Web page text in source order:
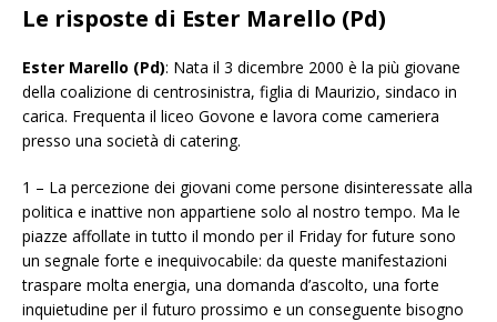
Le risposte di Ester Marello (Pd)
Ester Marello (Pd): Nata il 3 dicembre 2000 è la più giovane
della coalizione di centrosinistra, figlia di Maurizio, sindaco in
carica. Frequenta il liceo Govone e lavora come cameriera
presso una società di catering.
1 – La percezione dei giovani come persone disinteressate alla
politica e inattive non appartiene solo al nostro tempo. Ma le
piazze affollate in tutto il mondo per il Friday for future sono
un segnale forte e inequivocabile: da queste manifestazioni
traspare molta energia, una domanda d’ascolto, una forte
inquietudine per il futuro prossimo e un conseguente bisogno